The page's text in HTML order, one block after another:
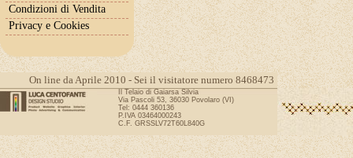
Condizioni di Vendita
Privacy e Cookies
On line da Aprile 2010 - Sei il visitatore numero 8468473
Il Telaio di Gaiarsa Silvia
Via Pascoli 53, 36030 Povolaro (VI)
Tel: 0444 360136
P.IVA 03464000243
C.F. GRSSLV72T60L840G